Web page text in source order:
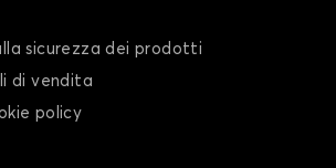
sicurezza dei prodotti
di vendita
policy